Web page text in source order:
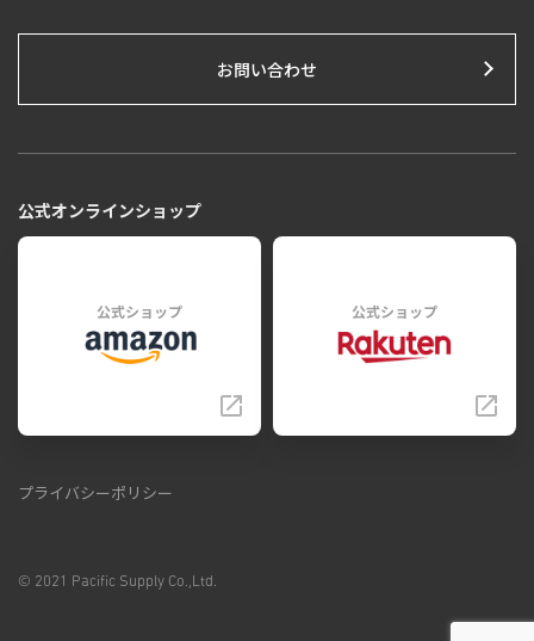
お問い合わせ
公式オンラインショップ
公式ショップ 公式ショップ
プライバシーポリシー
© 2021 Pacific Supply Co.,Ltd.